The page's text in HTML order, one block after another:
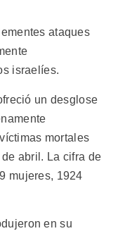
ataques
israelíes.
un desglose
mortales
abril. La cifra de
mujeres, 1924
en su